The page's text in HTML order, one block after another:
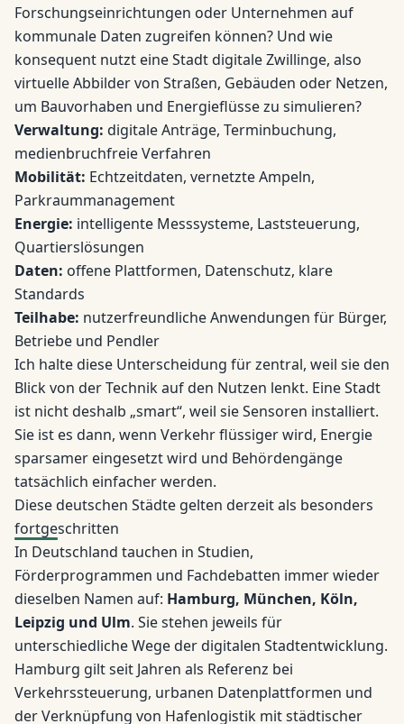
Forschungseinrichtungen oder Unternehmen auf
kommunale Daten zugreifen können? Und wie
konsequent nutzt eine Stadt digitale Zwillinge, also
virtuelle Abbilder von Straßen, Gebäuden oder Netzen,
um Bauvorhaben und Energieflüsse zu simulieren?
Verwaltung: digitale Anträge, Terminbuchung,
medienbruchfreie Verfahren
Mobilität: Echtzeitdaten, vernetzte Ampeln,
Parkraummanagement
Energie: intelligente Messsysteme, Laststeuerung,
Quartierslösungen
Daten: offene Plattformen, Datenschutz, klare
Standards
Teilhabe: nutzerfreundliche Anwendungen für Bürger,
Betriebe und Pendler
Ich halte diese Unterscheidung für zentral, weil sie den
Blick von der Technik auf den Nutzen lenkt. Eine Stadt
ist nicht deshalb „smart“, weil sie Sensoren installiert.
Sie ist es dann, wenn Verkehr flüssiger wird, Energie
sparsamer eingesetzt wird und Behördengänge
tatsächlich einfacher werden.
Diese deutschen Städte gelten derzeit als besonders
fortgeschritten
In Deutschland tauchen in Studien,
Förderprogrammen und Fachdebatten immer wieder
dieselben Namen auf: Hamburg, München, Köln,
Leipzig und Ulm. Sie stehen jeweils für
unterschiedliche Wege der digitalen Stadtentwicklung.
Hamburg gilt seit Jahren als Referenz bei
Verkehrssteuerung, urbanen Datenplattformen und
der Verknüpfung von Hafenlogistik mit städtischer